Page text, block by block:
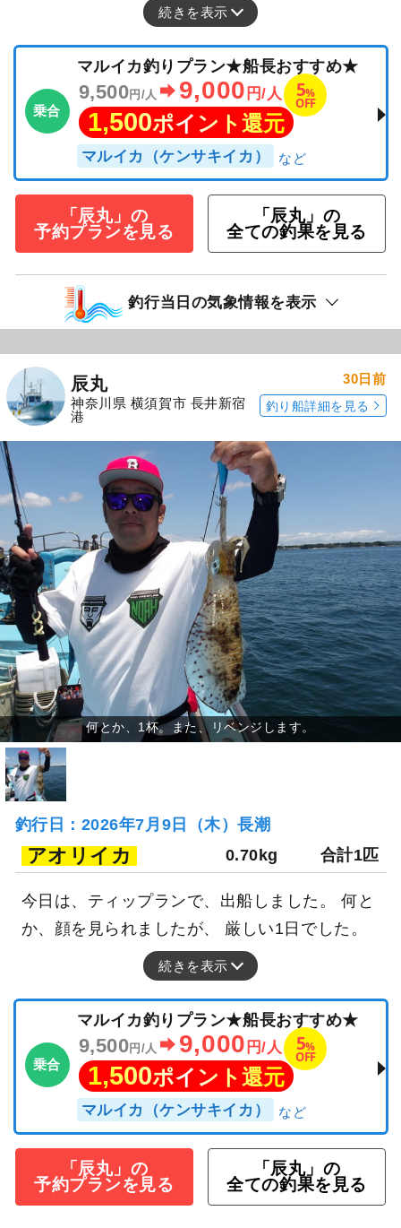
続きを表示
乗合
マルイカ釣りプラン★船長おすすめ★
9,500 円/人 9,000 円/人 5%
OFF
1,500ポイント還元
マルイカ（ケンサキイカ）
「辰丸」の
予約プランを見る
「辰丸」の
全ての釣果を見る
釣行当日の気象情報を表示
辰丸
神奈川県 横須賀市 長井新宿
港
30日前
釣り船詳細を見る
釣行日：2026年7月9日（木）長潮
アオリイカ 0.70kg 合計1匹
今日は、ティップランで、出船しました。 何と
か、顔を見られましたが、 厳しい1日でした。
続きを表示
乗合
マルイカ釣りプラン★船長おすすめ★
9,500 円/人 9,000 円/人 5%
OFF
1,500ポイント還元
マルイカ（ケンサキイカ）
「辰丸」の
予約プランを見る
「辰丸」の
全ての釣果を見る